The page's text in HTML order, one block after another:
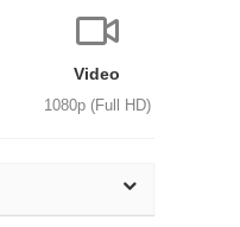
Video
1080p (Full HD)